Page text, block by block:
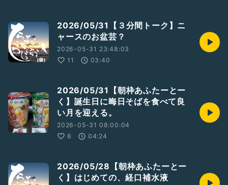
2026/05/31【３分間トーク】ニ
ャースのお盆芸？
2026-05-31 23:48:03
11
03:40
2026/05/31【朝枠あふたーとー
く】誕生日に晦日そばを食べて良
い月を迎える。
2026-05-31 08:00:04
6
04:24
2026/05/28【朝枠あふたーとー
く】はじめての、経口補水液